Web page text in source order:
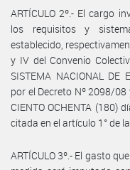
ARTÍCULO 2º.- El cargo
los requisitos y
establecido,
y IV del Convenio
SISTEMA NACIONAL DE
por el Decreto Nº 2098/
CIENTO OCHENTA
citada en el artículo 1° de
ARTÍCULO 3º.- El gasto